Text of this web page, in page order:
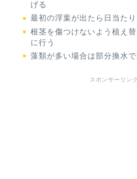
げる
最初の浮葉が出たら日当た
根茎を傷つけないよう植え
に行う
藻類が多い場合は部分換水
スポンサーリンク